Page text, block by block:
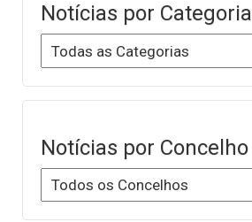
Notícias por Categoria
Notícias por Concelho